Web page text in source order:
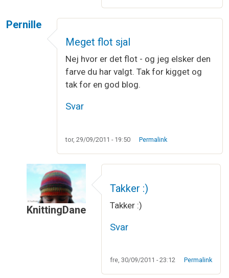
Pernille
Meget flot sjal
Nej hvor er det flot - og jeg elsker den
farve du har valgt. Tak for kigget og
tak for en god blog.
Svar
tor, 29/09/2011 - 19:50 Permalink
KnittingDane
Meget flot sjal
Takker :)
Takker :)
Svar
fre, 30/09/2011 - 23:12 Permalink